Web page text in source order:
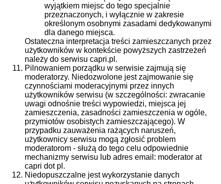
wyjątkiem miejsc do tego specjalnie
przeznaczonych, i wyłącznie w zakresie
określonym osobnymi zasadami dedykowanymi
dla danego miejsca.
Ostateczna interpretacja treści zamieszczanych przez
użytkowników w kontekście powyższych zastrzeżeń
należy do serwisu capri.pl.
Pilnowaniem porządku w serwisie zajmują się
moderatorzy. Niedozwolone jest zajmowanie się
czynnościami moderacyjnymi przez innych
użytkowników serwisu (w szczególności: zwracanie
uwagi odnośnie treści wypowiedzi, miejsca jej
zamieszczenia, zasadności zamieszczenia w ogóle,
przymiotów osobistych zamieszczającego). W
przypadku zauważenia rażących naruszeń,
użytkownicy serwisu mogą zgłosić problem
moderatorom - służą do tego celu odpowiednie
mechanizmy serwisu lub adres email: moderator at
capri dot pl.
Niedopuszczalne jest wykorzystanie danych